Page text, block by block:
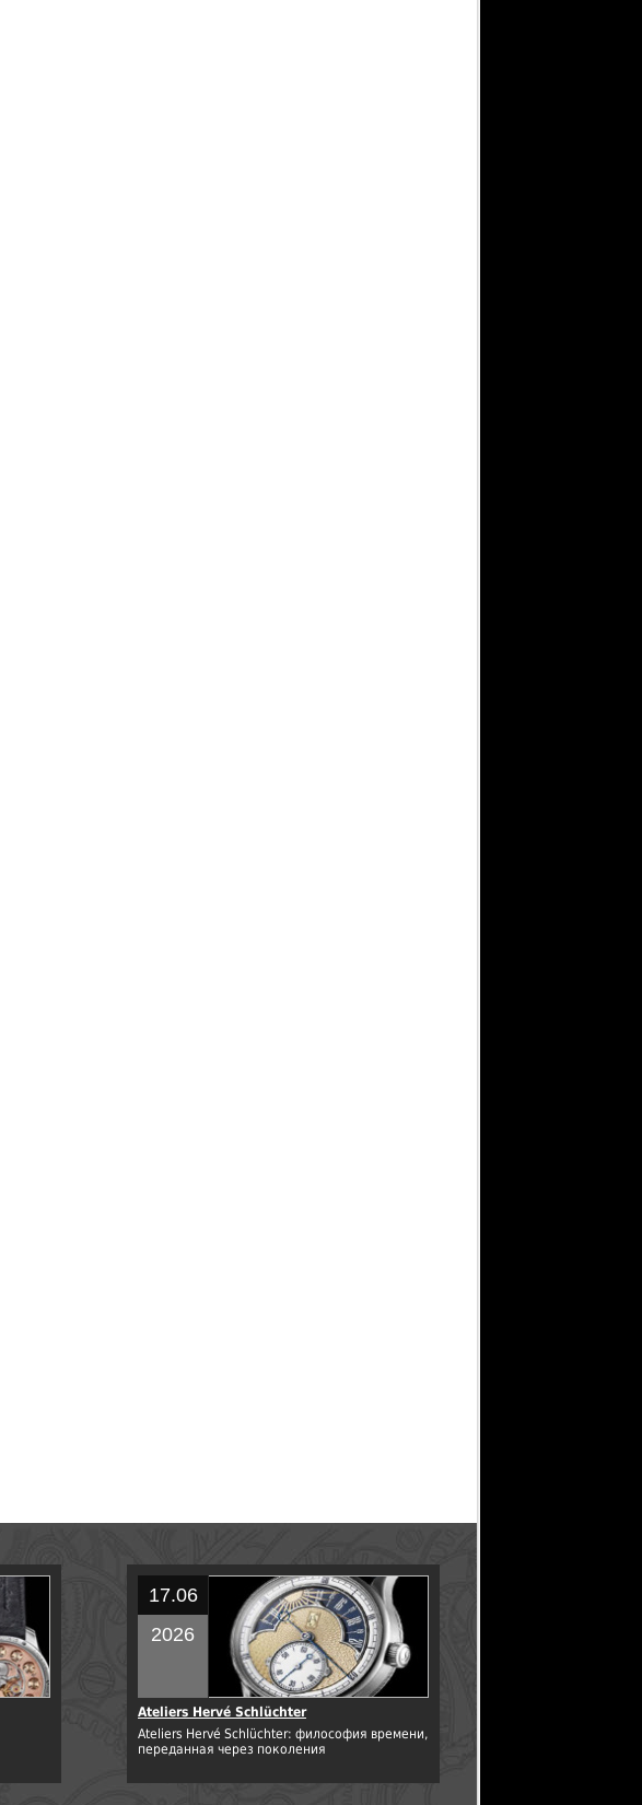
17.06
2026
Ateliers Hervé Schlüchter
Ateliers Hervé Schlüchter: философия времени,
переданная через поколения